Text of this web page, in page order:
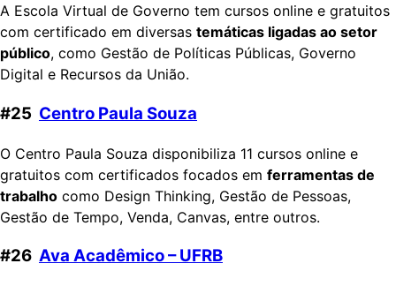
A Escola Virtual de Governo tem cursos online e gratuitos
com certificado em diversas temáticas ligadas ao setor
público, como Gestão de Políticas Públicas, Governo
Digital e Recursos da União.
#25 Centro Paula Souza
O Centro Paula Souza disponibiliza 11 cursos online e
gratuitos com certificados focados em ferramentas de
trabalho como Design Thinking, Gestão de Pessoas,
Gestão de Tempo, Venda, Canvas, entre outros.
#26 Ava Acadêmico – UFRB